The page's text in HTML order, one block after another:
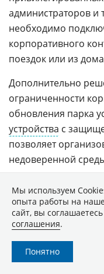
администраторов
необходимо
корпоративного
поездок или из
Дополнительно
ограниченности
обновления парка
устройства с
позволяет
недоверенной
ноутбуковс
Также продукт
пользователей и
подключаются из
Мы используем
опыта работы на
сайт, вы
соглашения.
Понятно